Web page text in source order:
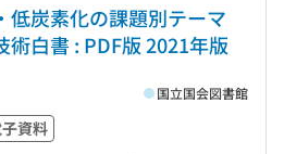
低炭素化の課題別テーマ
術白書 : PDF版 2021年版
資料
国立国会図書館